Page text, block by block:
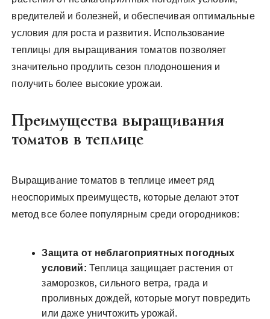
вредителей и болезней‚ и обеспечивая оптимальные
условия для роста и развития. Использование
теплицы для выращивания томатов позволяет
значительно продлить сезон плодоношения и
получить более высокие урожаи.
Преимущества выращивания
томатов в теплице
Выращивание томатов в теплице имеет ряд
неоспоримых преимуществ‚ которые делают этот
метод все более популярным среди огородников:
Защита от неблагоприятных погодных
условий: Теплица защищает растения от
заморозков‚ сильного ветра‚ града и
проливных дождей‚ которые могут повредить
или даже уничтожить урожай.